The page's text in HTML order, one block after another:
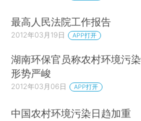
最高人民法院工作报告
2012年03月19日 APP打开
湖南环保官员称农村环境污染
形势严峻
2012年03月06日 APP打开
中国农村环境污染日趋加重